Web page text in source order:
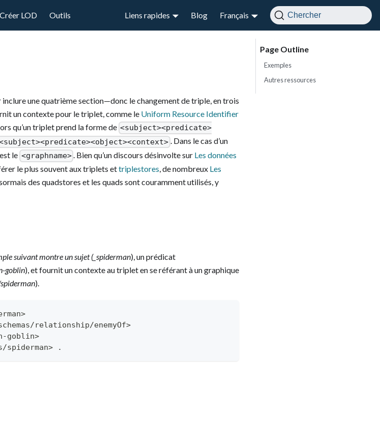
Créer LOD Outils Liens rapides Blog Français Chercher
inclure une quatrième section—donc le changement de triple, en trois
un contexte pour le triplet, comme le Uniform Resource Identifier
qu’un triplet prend la forme de <subject><predicate>
. Dans le cas d’un
le <graphname>. Bien qu’un discours désinvolte sur Les données
le plus souvent aux triplets ettriplestores, de nombreux Les
des quadstores et les quads sont couramment utilisés, y
suivant montre un sujet (_spiderman), un prédicat
goblin), et fournit un contexte au triplet en se référant à un graphique
).
relationship/enemyOf>
goblin>
spiderman> .
Exemples
Autres ressources